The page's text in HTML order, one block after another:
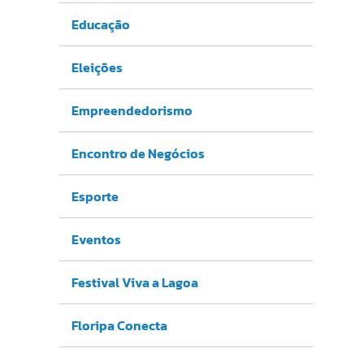
Educação
Eleições
Empreendedorismo
Encontro de Negócios
Esporte
Eventos
Festival Viva a Lagoa
Floripa Conecta